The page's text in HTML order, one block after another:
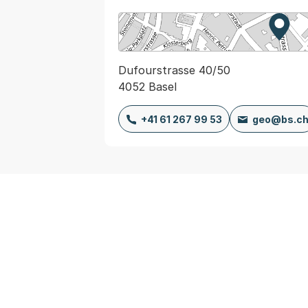
Zur
Dufourstrasse 40/50
4052 Basel
+41 61 267 99 53 geo@bs.ch